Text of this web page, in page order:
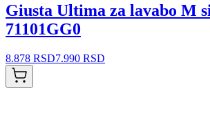
Giusta Ultima za lavabo M
71101GG0
8.878 RSD7.990 RSD